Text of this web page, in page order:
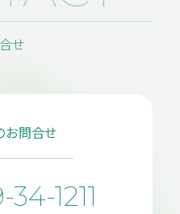
せ
お問合せ
1211